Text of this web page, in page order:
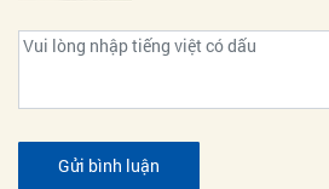
Gửi bình luận